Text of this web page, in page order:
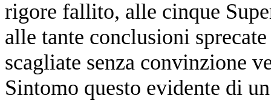
rigore fallito, alle cinque
alle tante conclusioni
scagliate senza convinzione
Sintomo questo evidente di